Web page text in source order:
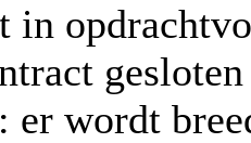
in
er wordt